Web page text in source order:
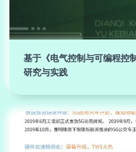
基于《电气控制与可编程控
研究与实践